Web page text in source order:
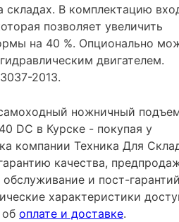
В комплектацию
позволяет увеличить
на 40 %. Опционально
двигателем.
2013.
ножничный
DC в Курске - покупая у
компании Техника Для
качества,
обслуживание и пост-
характеристики
оплате и доставке.